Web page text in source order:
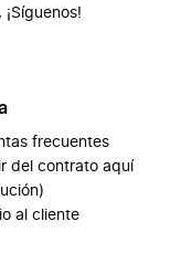
frecuentes
del contrato aquí
al cliente